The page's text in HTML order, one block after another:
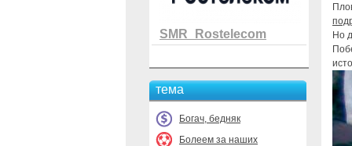
SMR_Rostelecom
тема
Богач, бедняк
Болеем за наших
Но